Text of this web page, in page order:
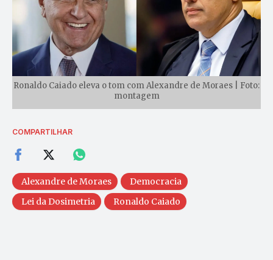
Ronaldo Caiado eleva o tom com Alexandre de Moraes | Foto:
montagem
COMPARTILHAR
Alexandre de Moraes
Democracia
Lei da Dosimetria
Ronaldo Caiado